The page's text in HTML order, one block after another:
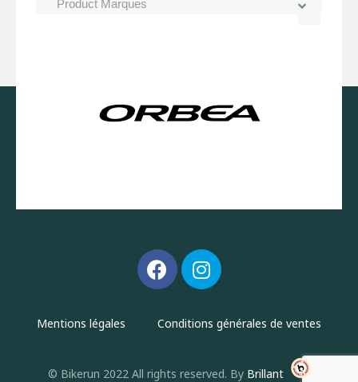
Mentions légales Conditions générales de ventes
© Bikerun 2022 All rights reserved. By Brillant